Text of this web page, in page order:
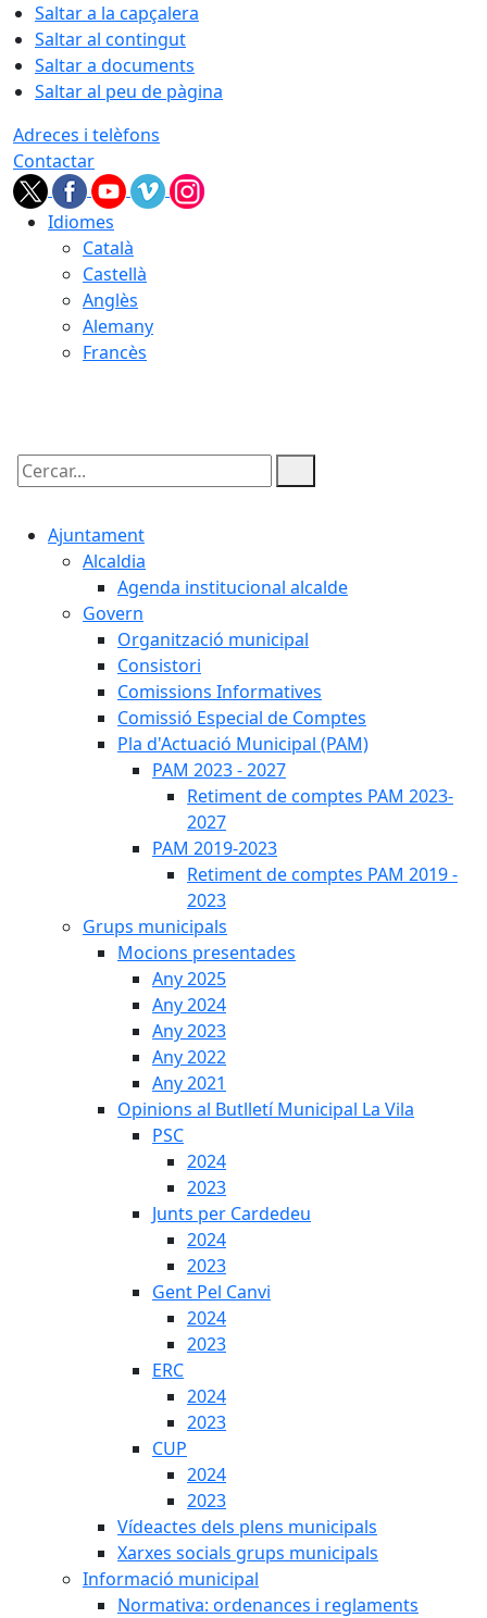
Saltar a la capçalera
Saltar al contingut
Saltar a documents
Saltar al peu de pàgina
Adreces i telèfons
Contactar
Idiomes
Català
Castellà
Anglès
Alemany
Francès
Cercar:
Ajuntament
Alcaldia
Agenda institucional alcalde
Govern
Organització municipal
Consistori
Comissions Informatives
Comissió Especial de Comptes
Pla d'Actuació Municipal (PAM)
PAM 2023 - 2027
Retiment de comptes PAM 2023-
2027
PAM 2019-2023
Retiment de comptes PAM 2019 -
2023
Grups municipals
Mocions presentades
Any 2025
Any 2024
Any 2023
Any 2022
Any 2021
Opinions al Butlletí Municipal La Vila
PSC
2024
2023
Junts per Cardedeu
2024
2023
Gent Pel Canvi
2024
2023
ERC
2024
2023
CUP
2024
2023
Vídeactes dels plens municipals
Xarxes socials grups municipals
Informació municipal
Normativa: ordenances i reglaments